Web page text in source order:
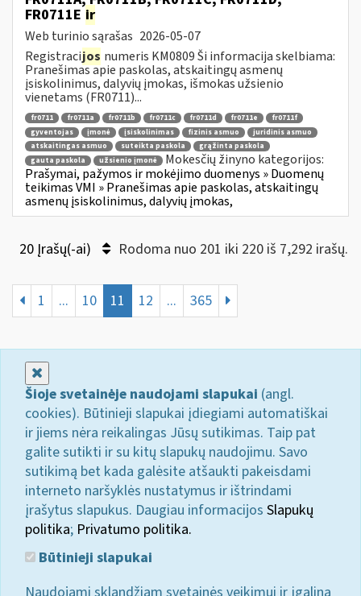
FR0711E ir
Web turinio sąrašas 2026-05-07
Registracijos numeris KM0809 Ši informacija skelbiama:
Pranešimas apie paskolas, atskaitingų asmenų
įsiskolinimus, dalyvių įmokas, išmokas užsienio
vienetams (FR0711)...
fr0711 fr0711a fr0711b fr0711c fr0711d fr0711e
fr0711f
gyventojas
įmonė įsiskolinimas fizinis asmuo
juridinis asmuo
atskaitingas asmuo
suteikta paskola
grąžinta paskola
gauta paskola
užsienio įmonė
Mokesčių žinyno kategorijos:
Prašymai, pažymos ir mokėjimo duomenys » Duomenų
teikimas VMI » Pranešimas apie paskolas, atskaitingų
asmenų įsiskolinimus, dalyvių įmokas,
20 Įrašų(-ai) Rodoma nuo 201 iki 220 iš 7,292 irašų.
1 ... 10 11 12 ... 365
Šioje svetainėje naudojami slapukai (angl.
cookies). Būtinieji slapukai įdiegiami automatiškai
ir jiems nėra reikalingas Jūsų sutikimas. Taip pat
galite sutikti ir su kitų slapukų naudojimu. Savo
sutikimą bet kada galėsite atšaukti pakeisdami
interneto naršyklės nustatymus ir ištrindami
įrašytus slapukus. Daugiau informacijos Slapukų
politika; Privatumo politika.
Būtinieji slapukai